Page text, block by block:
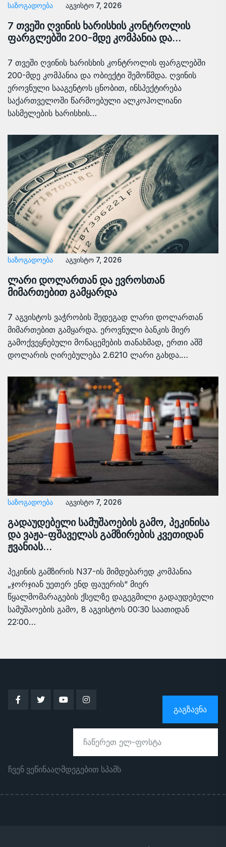
ᲡᲐᲖᲝᲒᲐᲓᲝᲔᲑᲐ აგვისტო 7, 2026
7 თვეში ღვინის ხარისხის კონტროლის
ფარგლებში 200-მდე კომპანია და…
7 თვეში ღვინის ხარისხის კონტროლის ფარგლებში
200-მდე კომპანია და ობიექტი შემოწმდა. ღვინის
ეროვნული სააგენტოს ცნობით, ინსპექტირება
საქართველოში წარმოებული ალკოჰოლიანი
სასმელების ხარისხის…
ᲡᲐᲖᲝᲒᲐᲓᲝᲔᲑᲐ აგვისტო 7, 2026
ლარი დოლართან და ევროსთან
მიმართებით გამყარდა
7 აგვისტოს ვაჭრობის შედეგად ლარი დოლართან
მიმართებით გამყარდა. ეროვნული ბანკის მიერ
გამოქვეყნებული მონაცემების თანახმად, ერთი აშშ
დოლარის ღირებულება 2.6210 ლარი გახდა.…
ᲡᲐᲖᲝᲒᲐᲓᲝᲔᲑᲐ აგვისტო 7, 2026
გადაუდებელი სამუშაოების გამო, პეკინისა
და ვაჟა-ფშაველას გამზირების კვეთიდან
ჟვანიას…
პეკინის გამზირის N37-ის მიმდებარედ კომპანია
„ჯორჯიან უეთერ ენდ ფაუერის“ მიერ
წყალმომარაგების ქსელზე დაგეგმილი გადაუდებელი
სამუშაოების გამო, 8 აგვისტოს 00:30 საათიდან
22:00…
ᲒᲐᲒᲖᲐᲕᲜᲐ
ჩვენ ვეწინააღმდეგებით სპამს